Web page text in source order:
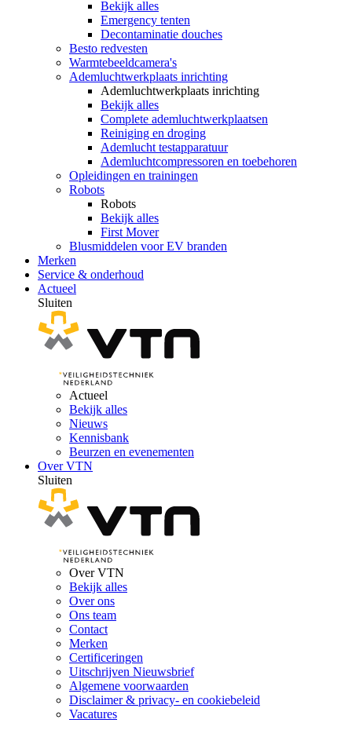
Bekijk alles
Emergency tenten
Decontaminatie douches
Besto redvesten
Warmtebeeldcamera's
Ademluchtwerkplaats inrichting
Ademluchtwerkplaats inrichting
Bekijk alles
Complete ademluchtwerkplaatsen
Reiniging en droging
Ademlucht testapparatuur
Ademluchtcompressoren en toebehoren
Opleidingen en trainingen
Robots
Robots
Bekijk alles
First Mover
Blusmiddelen voor EV branden
Merken
Service & onderhoud
Actueel
Sluiten
Actueel
Bekijk alles
Nieuws
Kennisbank
Beurzen en evenementen
Over VTN
Sluiten
Over VTN
Bekijk alles
Over ons
Ons team
Contact
Merken
Certificeringen
Uitschrijven Nieuwsbrief
Algemene voorwaarden
Disclaimer & privacy- en cookiebeleid
Vacatures